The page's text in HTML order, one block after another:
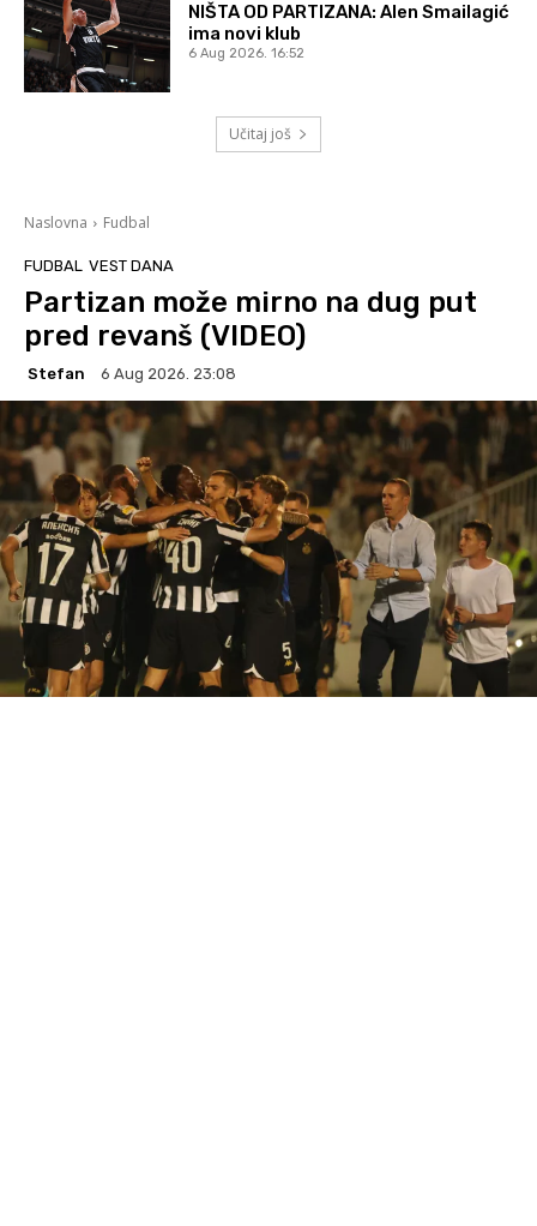
NIŠTA OD PARTIZANA: Alen Smailagić
ima novi klub
6 Aug 2026. 16:52
Učitaj još